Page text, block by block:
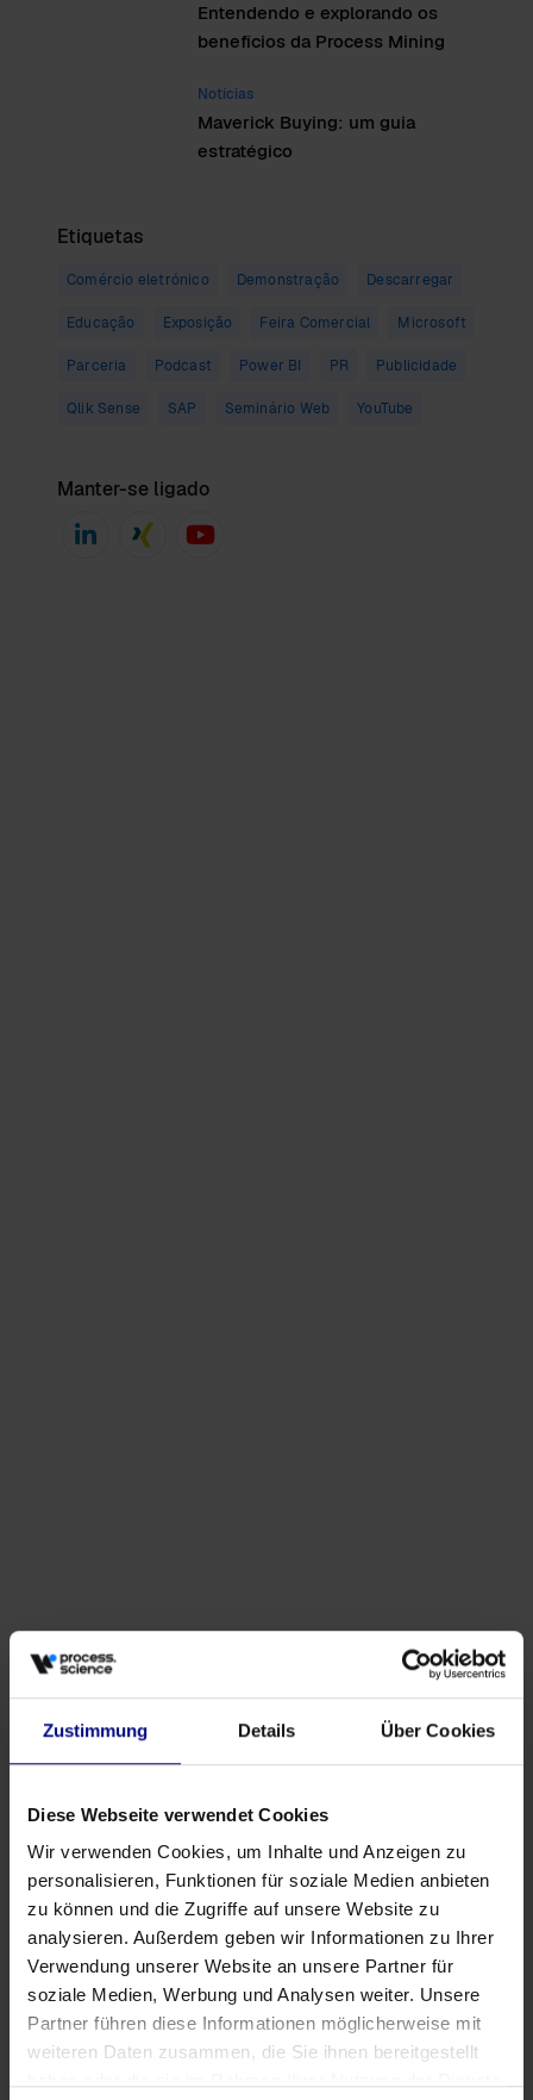
Zustimmung Details Über Cookies
Diese Webseite verwendet Cookies
Wir verwenden Cookies, um Inhalte und Anzeigen zu
personalisieren, Funktionen für soziale Medien anbieten
zu können und die Zugriffe auf unsere Website zu
analysieren. Außerdem geben wir Informationen zu Ihrer
Verwendung unserer Website an unsere Partner für
soziale Medien, Werbung und Analysen weiter. Unsere
Partner führen diese Informationen möglicherweise mit
weiteren Daten zusammen, die Sie ihnen bereitgestellt
Entendendo e explorando os
benefícios da Process Mining
Notícias
Maverick Buying: um guia
estratégico
Etiquetas
Comércio eletrónico Demonstração Descarregar
Educação Exposição Feira Comercial Microsoft
Parceria Podcast Power BI PR Publicidade
Qlik Sense SAP Seminário Web YouTube
Manter-se ligado
Parceiro
Parceria Estratégica: Process.Science & Innflow
AG
May 21, 2026 Babette Schroth